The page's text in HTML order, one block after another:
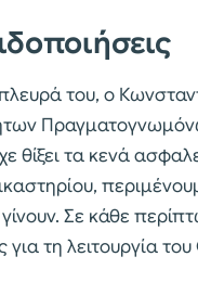
του, ο
θίξει τα κενά
Σε κάθε
για τη λειτουργία